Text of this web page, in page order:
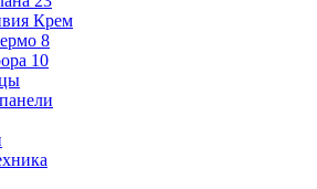
Крем
8
10